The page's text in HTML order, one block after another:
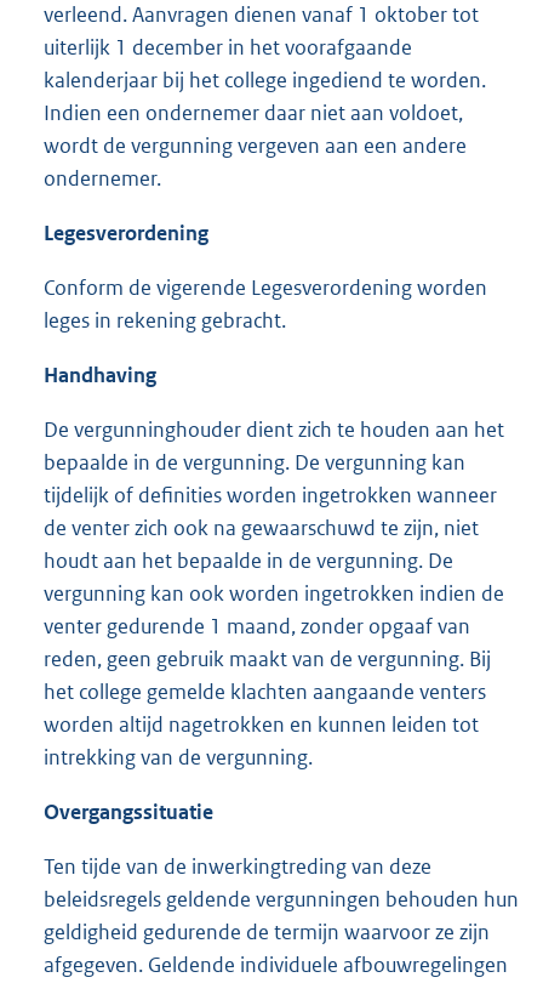
verleend. Aanvragen dienen vanaf 1 oktober tot
uiterlijk 1 december in het voorafgaande
kalenderjaar bij het college ingediend te worden.
Indien een ondernemer daar niet aan voldoet,
wordt de vergunning vergeven aan een andere
ondernemer.
Legesverordening
Conform de vigerende Legesverordening worden
leges in rekening gebracht.
Handhaving
De vergunninghouder dient zich te houden aan het
bepaalde in de vergunning. De vergunning kan
tijdelijk of definities worden ingetrokken wanneer
de venter zich ook na gewaarschuwd te zijn, niet
houdt aan het bepaalde in de vergunning. De
vergunning kan ook worden ingetrokken indien de
venter gedurende 1 maand, zonder opgaaf van
reden, geen gebruik maakt van de vergunning. Bij
het college gemelde klachten aangaande venters
worden altijd nagetrokken en kunnen leiden tot
intrekking van de vergunning.
Overgangssituatie
Ten tijde van de inwerkingtreding van deze
beleidsregels geldende vergunningen behouden hun
geldigheid gedurende de termijn waarvoor ze zijn
afgegeven. Geldende individuele afbouwregelingen